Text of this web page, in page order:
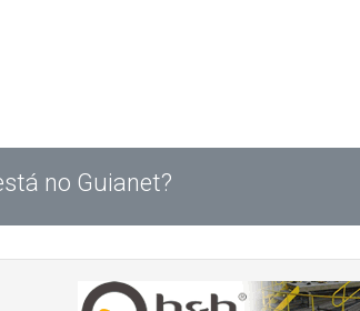
no Guianet?